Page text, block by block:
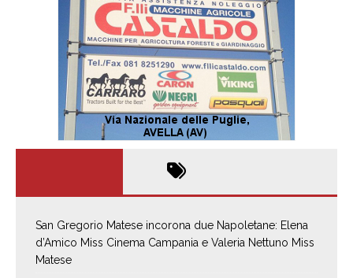
San Gregorio Matese incorona due Napoletane: Elena
d’Amico Miss Cinema Campania e Valeria Nettuno Miss
Matese